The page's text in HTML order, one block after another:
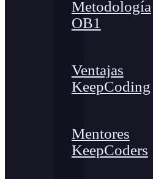
Metodología
OB1
Ventajas
KeepCoding
Mentores
KeepCoders